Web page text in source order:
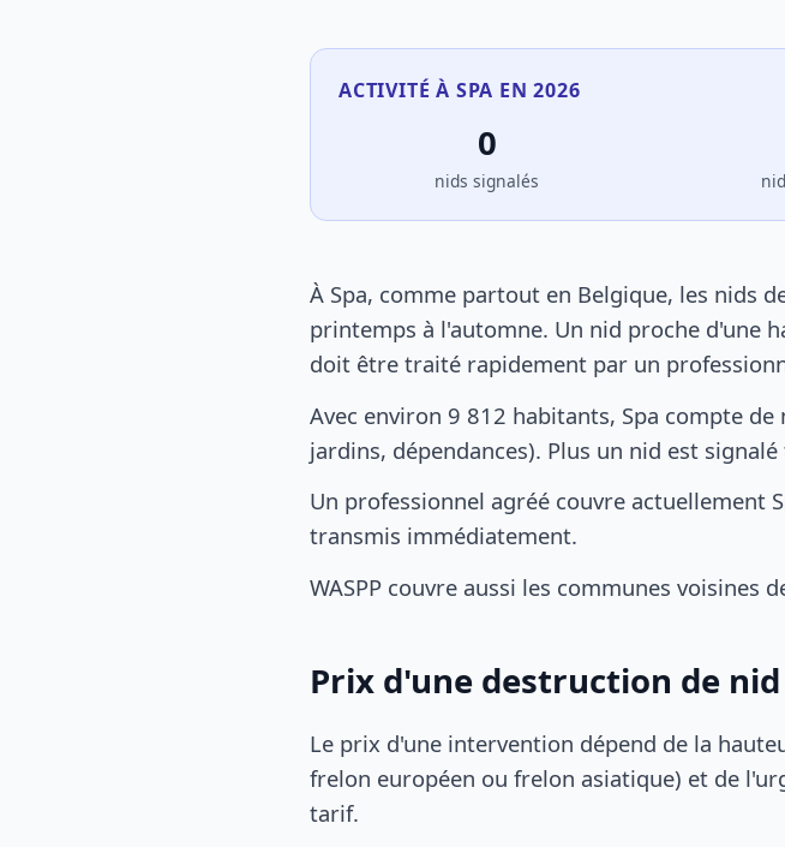
ACTIVITÉ À SPA EN 2026
0
nids signalés
À Spa, comme partout en Belgique, les nids
printemps à l'automne. Un nid proche d'une
doit être traité rapidement par un
Avec environ 9 812 habitants, Spa compte
jardins, dépendances). Plus un nid est
Un professionnel agréé couvre actuellement
transmis immédiatement.
WASPP couvre aussi les communes voisines
Prix d'une destruction de nid
Le prix d'une intervention dépend de la
frelon européen ou frelon asiatique) et de
tarif.